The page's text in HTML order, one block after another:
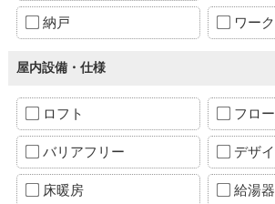
納戸 ワー
屋内設備・仕様
ロフト フロ
バリアフリー デザ
床暖房 給湯器